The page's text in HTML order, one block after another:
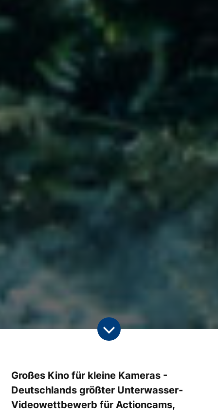
Großes Kino für kleine Kameras -
Deutschlands größter Unterwasser-
Videowettbewerb für Actioncams,